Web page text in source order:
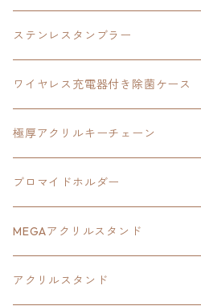
界の軌跡
アクリルマグネット
ヘッドホンスタンド
空の軌跡1st
イース
亰都ザナドゥ
王冠クリップ
創の軌跡
40周年記念
創の軌跡
創の軌跡
ステンレスタンブラー
ワイヤレス充電器付き除菌ケース
創の軌跡
イース
極厚アクリルキーチェーン
日本ファルコム40周年記念イラスト
黎の軌跡
イースⅧ
ブロマイドホルダー
40周年記念
黎の軌跡
MEGAアクリルスタンド
黎の軌跡
アクリルスタンド